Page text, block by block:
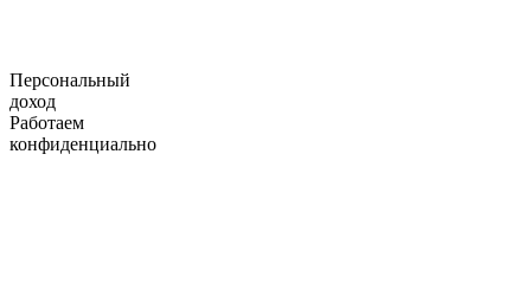
Персональный
доход
Работаем
конфиденциально